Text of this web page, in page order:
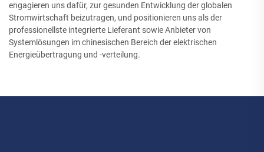
engagieren uns dafür, zur gesunden Entwicklung der globalen
Stromwirtschaft beizutragen, und positionieren uns als der
professionellste integrierte Lieferant sowie Anbieter von
Systemlösungen im chinesischen Bereich der elektrischen
Energieübertragung und -verteilung.